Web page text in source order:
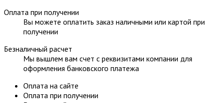
Оплата при получении
Вы можете оплатить заказ наличными или картой при
получении
Безналичный расчет
Мы вышлем вам счет с реквизитами компании для
оформления банковского платежа
Оплата на сайте
Оплата при получении